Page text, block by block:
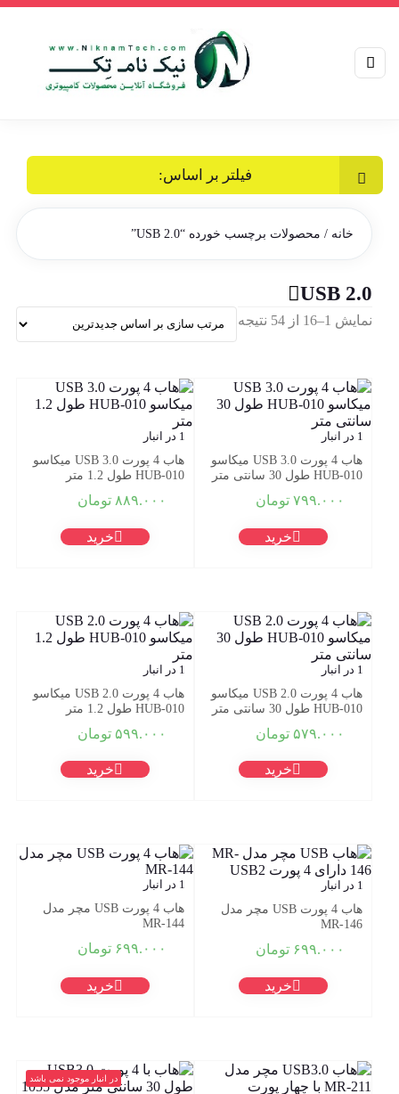
فیلتر بر اساس:
خانه / محصولات برچسب خورده “USB 2.0”
USB 2.0
نمایش 1–16 از 54 نتیجه
1 در انبار
هاب 4 پورت USB 3.0 میکاسو
HUB-010 طول 30 سانتی متر
۷۹۹.۰۰۰ تومان
خرید
1 در انبار
هاب 4 پورت USB 3.0 میکاسو
HUB-010 طول 1.2 متر
۸۸۹.۰۰۰ تومان
خرید
1 در انبار
هاب 4 پورت USB 2.0 میکاسو
HUB-010 طول 30 سانتی متر
۵۷۹.۰۰۰ تومان
خرید
1 در انبار
هاب 4 پورت USB 2.0 میکاسو
HUB-010 طول 1.2 متر
۵۹۹.۰۰۰ تومان
خرید
1 در انبار
هاب 4 پورت USB مچر مدل
MR-146
۶۹۹.۰۰۰ تومان
خرید
1 در انبار
هاب 4 پورت USB مچر مدل
MR-144
۶۹۹.۰۰۰ تومان
خرید
در انبار موجود نمی باشد